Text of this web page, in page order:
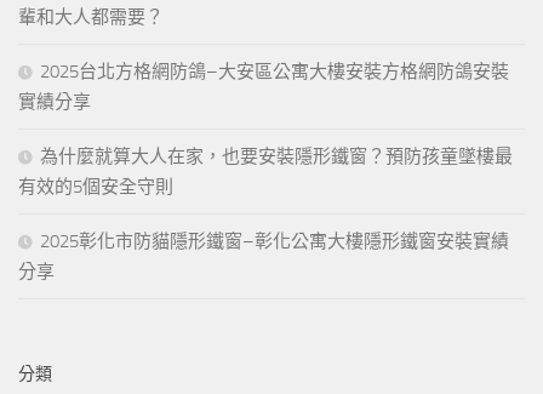
輩和大人都需要？
2025台北方格網防鴿–大安區公寓大樓安裝方格網防鴿安裝
實績分享
為什麼就算大人在家，也要安裝隱形鐵窗？預防孩童墜樓最
有效的5個安全守則
2025彰化市防貓隱形鐵窗–彰化公寓大樓隱形鐵窗安裝實績
分享
分類